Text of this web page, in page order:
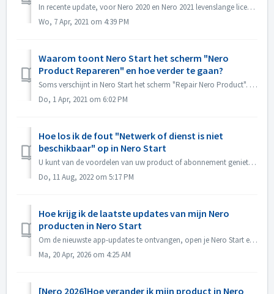
In recente update, voor Nero 2020 en Nero 2021 levenslange licentie b.v. Nero Platinum of Standalone producten, is het nodig om je Nero Account minstens een...
Wo, 7 Apr, 2021 om 4:39 PM
Waarom toont Nero Start het scherm "Nero
Product Repareren" en hoe verder te gaan?
Soms verschijnt in Nero Start het scherm "Repair Nero Product". Dit betekent dat Nero Start een aantal beschadigde bestanden of configuraties heef...
Do, 1 Apr, 2021 om 6:02 PM
Hoe los ik de fout "Netwerk of dienst is niet
beschikbaar" op in Nero Start
U kunt van de voordelen van uw product of abonnement genieten nadat u zich hebt aangemeld bij uw Nero Account. Als u echter verbindingsproblemen ondervindt,...
Do, 11 Aug, 2022 om 5:17 PM
Hoe krijg ik de laatste updates van mijn Nero
producten in Nero Start
Om de nieuwste app-updates te ontvangen, open je Nero Start en ga je naar het Updatecentrum. In het Updatecentrum zie je standaard app-updates voor je ni...
Ma, 20 Apr, 2026 om 4:25 AM
[Nero 2026]Hoe verander ik mijn product in Nero